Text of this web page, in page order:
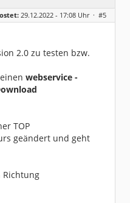
29.12.2022 - 17:08 Uhr · #5
2.0 zu testen bzw.
webservice -
TOP
geändert und geht